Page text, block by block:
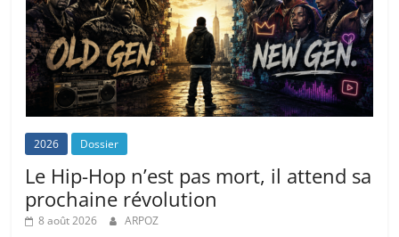
2026 Dossier
Le Hip-Hop n’est pas mort, il attend sa
prochaine révolution
8 août 2026 ARPOZ